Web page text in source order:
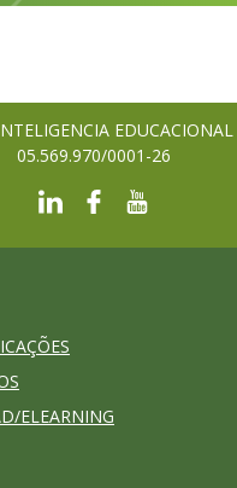
05.569.970/0001-26
ELEARNING